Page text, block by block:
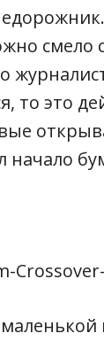
смело
то это